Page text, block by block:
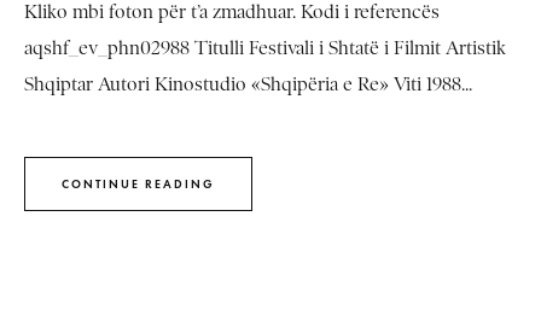
Kliko mbi foton për t’a zmadhuar. Kodi i referencës
aqshf_ev_phn02988 Titulli Festivali i Shtatë i Filmit Artistik
Shqiptar Autori Kinostudio «Shqipëria e Re» Viti 1988...
CONTINUE READING